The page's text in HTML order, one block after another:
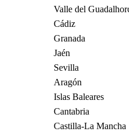
Valle del
Cádiz
Granada
Jaén
Sevilla
Aragón
Islas Baleares
Cantabria
Castilla-La Mancha